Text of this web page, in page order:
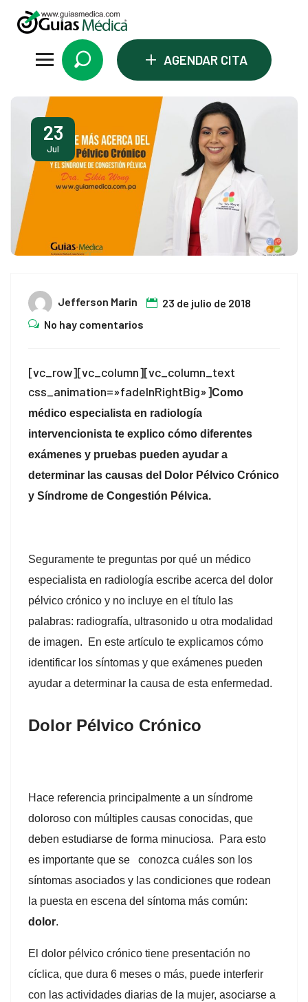
+ AGENDAR CITA
23
Jul
Jefferson Marin
23 de julio de 2018
No hay comentarios
[vc_row][vc_column][vc_column_text
css_animation=»fadeInRightBig»]Como
médico especialista en radiología
intervencionista te explico cómo diferentes
exámenes y pruebas pueden ayudar a
determinar las causas del Dolor Pélvico Crónico
y Síndrome de Congestión Pélvica.
Seguramente te preguntas por qué un médico
especialista en radiología escribe acerca del dolor
pélvico crónico y no incluye en el título las
palabras: radiografía, ultrasonido u otra modalidad
de imagen. En este artículo te explicamos cómo
identificar los síntomas y que exámenes pueden
ayudar a determinar la causa de esta enfermedad.
Dolor Pélvico Crónico
Hace referencia principalmente a un síndrome
doloroso con múltiples causas conocidas, que
deben estudiarse de forma minuciosa. Para esto
es importante que se conozca cuáles son los
síntomas asociados y las condiciones que rodean
la puesta en escena del síntoma más común:
dolor.
El dolor pélvico crónico tiene presentación no
cíclica, que dura 6 meses o más, puede interferir
con las actividades diarias de la mujer, asociarse a